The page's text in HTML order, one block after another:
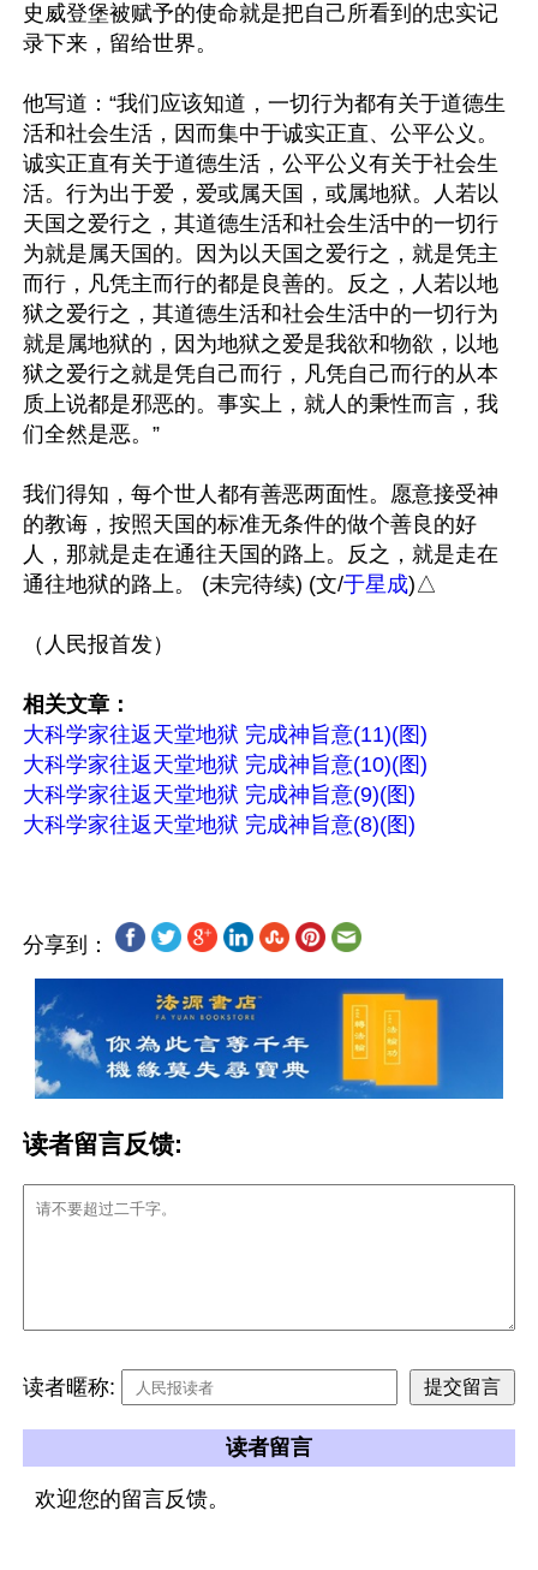
史威登堡被赋予的使命就是把自己所看到的忠实记
录下来，留给世界。
他写道：“我们应该知道，一切行为都有关于道德生
活和社会生活，因而集中于诚实正直、公平公义。
诚实正直有关于道德生活，公平公义有关于社会生
活。行为出于爱，爱或属天国，或属地狱。人若以
天国之爱行之，其道德生活和社会生活中的一切行
为就是属天国的。因为以天国之爱行之，就是凭主
而行，凡凭主而行的都是良善的。反之，人若以地
狱之爱行之，其道德生活和社会生活中的一切行为
就是属地狱的，因为地狱之爱是我欲和物欲，以地
狱之爱行之就是凭自己而行，凡凭自己而行的从本
质上说都是邪恶的。事实上，就人的秉性而言，我
们全然是恶。”
我们得知，每个世人都有善恶两面性。愿意接受神
的教诲，按照天国的标准无条件的做个善良的好
人，那就是走在通往天国的路上。反之，就是走在
通往地狱的路上。 (未完待续) (文/于星成)△
（人民报首发）
相关文章：
大科学家往返天堂地狱 完成神旨意(11)(图)
大科学家往返天堂地狱 完成神旨意(10)(图)
大科学家往返天堂地狱 完成神旨意(9)(图)
大科学家往返天堂地狱 完成神旨意(8)(图)
分享到：
读者留言反馈:
读者暱称:
读者留言
欢迎您的留言反馈。